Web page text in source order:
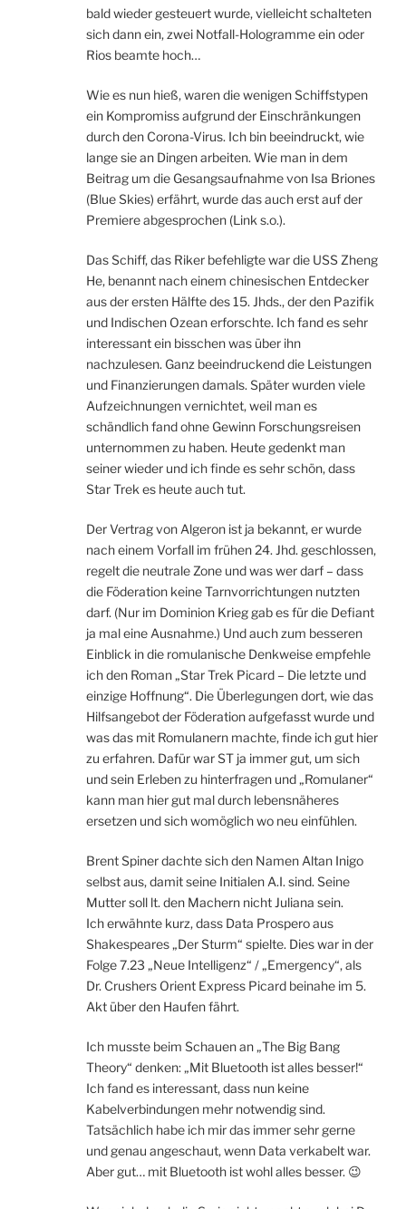
bald wieder gesteuert wurde, vielleicht schalteten
sich dann ein, zwei Notfall-Hologramme ein oder
Rios beamte hoch…
Wie es nun hieß, waren die wenigen Schiffstypen
ein Kompromiss aufgrund der Einschränkungen
durch den Corona-Virus. Ich bin beeindruckt, wie
lange sie an Dingen arbeiten. Wie man in dem
Beitrag um die Gesangsaufnahme von Isa Briones
(Blue Skies) erfährt, wurde das auch erst auf der
Premiere abgesprochen (Link s.o.).
Das Schiff, das Riker befehligte war die USS Zheng
He, benannt nach einem chinesischen Entdecker
aus der ersten Hälfte des 15. Jhds., der den Pazifik
und Indischen Ozean erforschte. Ich fand es sehr
interessant ein bisschen was über ihn
nachzulesen. Ganz beeindruckend die Leistungen
und Finanzierungen damals. Später wurden viele
Aufzeichnungen vernichtet, weil man es
schändlich fand ohne Gewinn Forschungsreisen
unternommen zu haben. Heute gedenkt man
seiner wieder und ich finde es sehr schön, dass
Star Trek es heute auch tut.
Der Vertrag von Algeron ist ja bekannt, er wurde
nach einem Vorfall im frühen 24. Jhd. geschlossen,
regelt die neutrale Zone und was wer darf – dass
die Föderation keine Tarnvorrichtungen nutzten
darf. (Nur im Dominion Krieg gab es für die Defiant
ja mal eine Ausnahme.) Und auch zum besseren
Einblick in die romulanische Denkweise empfehle
ich den Roman „Star Trek Picard – Die letzte und
einzige Hoffnung“. Die Überlegungen dort, wie das
Hilfsangebot der Föderation aufgefasst wurde und
was das mit Romulanern machte, finde ich gut hier
zu erfahren. Dafür war ST ja immer gut, um sich
und sein Erleben zu hinterfragen und „Romulaner“
kann man hier gut mal durch lebensnäheres
ersetzen und sich womöglich wo neu einfühlen.
Brent Spiner dachte sich den Namen Altan Inigo
selbst aus, damit seine Initialen A.I. sind. Seine
Mutter soll lt. den Machern nicht Juliana sein.
Ich erwähnte kurz, dass Data Prospero aus
Shakespeares „Der Sturm“ spielte. Dies war in der
Folge 7.23 „Neue Intelligenz“ / „Emergency“, als
Dr. Crushers Orient Express Picard beinahe im 5.
Akt über den Haufen fährt.
Ich musste beim Schauen an „The Big Bang
Theory“ denken: „Mit Bluetooth ist alles besser!“
Ich fand es interessant, dass nun keine
Kabelverbindungen mehr notwendig sind.
Tatsächlich habe ich mir das immer sehr gerne
und genau angeschaut, wenn Data verkabelt war.
Aber gut… mit Bluetooth ist wohl alles besser. 😉